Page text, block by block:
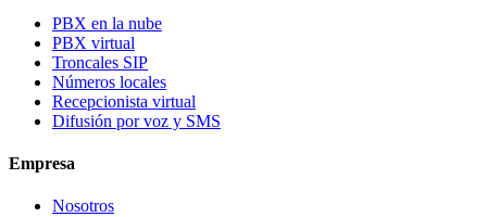
PBX en la nube
PBX virtual
Troncales SIP
Números locales
Recepcionista virtual
Difusión por voz y SMS
Empresa
Nosotros